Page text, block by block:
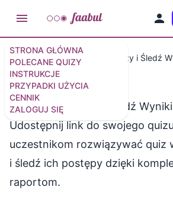
STRONA GŁÓWNA
POLECANE QUIZY
INSTRUKCJE
PRZYPADKI UŻYCIA
CENNIK
ZALOGUJ SIĘ
Instrukcje Udostępniaj Quizy i Śledź
Udostępniaj Quizy i Śledź Wyniki
Udostępnij link do swojego
uczestnikom rozwiązywać quiz
i śledź ich postępy dzięki
raportom.